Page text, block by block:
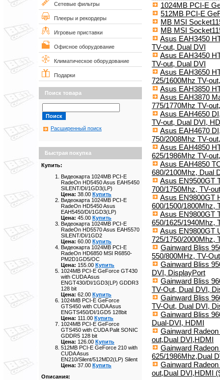
Сетевые фильтры
Плееры и рекордеры
Игровые приставки
Офисное оборудование
Климатическое оборудование
Подарки
Поиск товара
Расширенный поиск
Быстрая покупка
Купить:
Видеокарта 1024MB PCI-E
RadeOn HD5450 Asus EAH5450
SILENT/DI/1GD3(LP)
Цена: 38.00 Купить
Видеокарта 1024MB PCI-E
RadeOn HD5450 Asus
EAH5450/DI/1GD3(LP)
Цена: 45.00 Купить
Видеокарта 1024MB PCI-E
RadeOn HD5570 Asus EAH5570
SILENT/DI/1GD2
Цена: 60.00 Купить
Видеокарта 1024MB PCI-E
RadeOn HD6850 MSI R6850-
PM2D1GD5/OC
Цена: 155.00 Купить
1024MB PCI-E GeForce GT430
with CUDA Asus
ENGT430/DI/1GD3(LP) GDDR3
128 bit
Цена: 62.00 Купить
1024MB PCI-E GeForce
GTS450 with CUDA Asus
ENGTS450/DI/1GD5 128bit
Цена: 111.00 Купить
1024MB PCI-E GeForce
GTS450 with CUDA Palit SONIC
GDDR5 128 bit
Цена: 126.00 Купить
512MB PCI-E GeForce 210 with
CUDA Asus
EN210/Silent/512MD2(LP) Silent
Цена: 37.00 Купить
Описания:
1024MB PCI-E
512MB PCI-E
MB MSI
MB MSI
Asus EAH3450
TV-out, Dual DVI
Asus EAH3450
TV-out, Dual DVI
Asus EAH3650
725/1600Mhz TV-
Asus EAH3850
Asus EAH3870
775/1770Mhz TV-
Asus EAH4650
TV-out, Dual DVI,
Asus EAH4670
750/2008Mhz TV-
Asus EAH4850
625/1986Mhz TV-
Asus EAH4850
680/2100Mhz, Dual
Asus EN9500GT
700/1750Mhz, TV-
Asus EN9800GT
600/1500/1800Mhz,
Asus EN9800GT
650/1625/1940Mhz,
Asus EN9800GT
725/1750/2000Mhz,
Gainward Bliss
550/800MHz, TV-
Gainward Bliss
DVI, DisplayPort
Gainward Bliss
TV-Out, Dual DVI,
Gainward Bliss
TV-Out, Dual DVI,
Gainward Bliss
Dual-DVI, HDMI
Gainward
out,Dual DVI,HDMI
Gainward
625/1986Mhz,Dual
Gainward
out,Dual DVI,HDMI